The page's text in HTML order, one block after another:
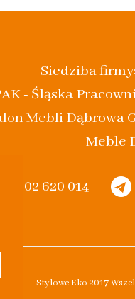
Siedziba
- Śląska
Mebli Dąbrowa
Meble
502 620 014
Stylowe Eko 2017